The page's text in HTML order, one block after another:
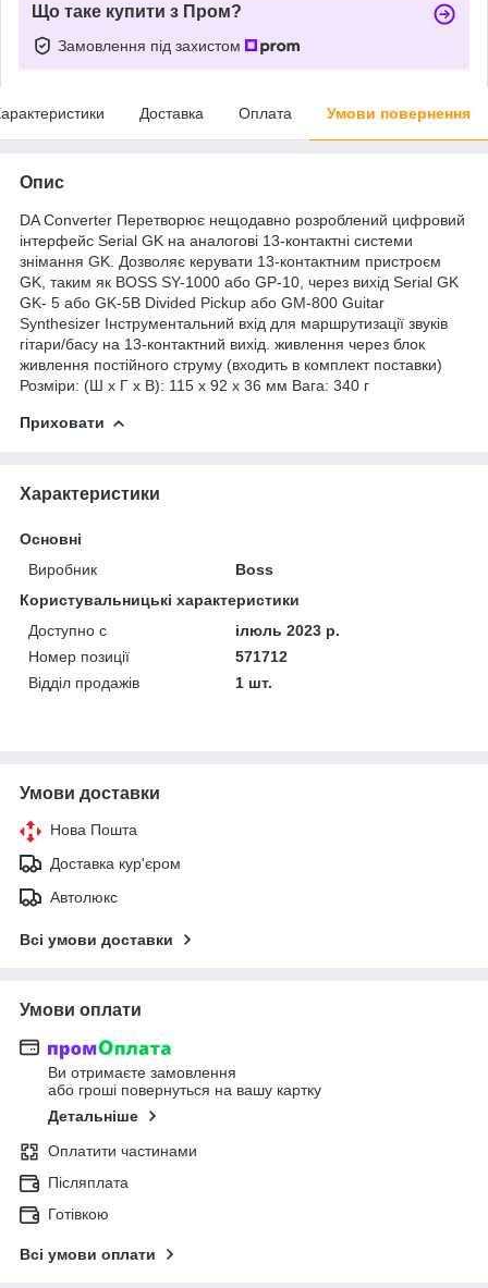
Що таке купити з Пром?
Замовлення під захистом
Доставка Оплата Умови повернення
Опис
DA Converter Перетворює нещодавно розроблений цифровий
інтерфейс Serial GK на аналогові 13-контактні системи
знімання GK. Дозволяє керувати 13-контактним пристроєм
GK, таким як BOSS SY-1000 або GP-10, через вихід Serial GK
GK- 5 або GK-5B Divided Pickup або GM-800 Guitar
Synthesizer Інструментальний вхід для маршрутизації звуків
гітари/басу на 13-контактний вихід. живлення через блок
живлення постійного струму (входить в комплект поставки)
Розміри: (Ш x Г x В): 115 x 92 x 36 мм Вага: 340 г
Приховати
Характеристики
Основні
Виробник
Boss
Користувальницькі характеристики
Доступно с
ілюль 2023 р.
Номер позиції
571712
Відділ продажів
1 шт.
Умови доставки
Нова Пошта
Доставка кур'єром
Автолюкс
Всі умови доставки
Умови оплати
Ви отримаєте замовлення
або гроші повернуться на вашу картку
Детальніше
Оплатити частинами
Післяплата
Готівкою
Всі умови оплати